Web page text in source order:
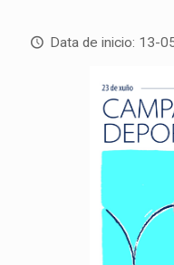
Data de inicio: 13-